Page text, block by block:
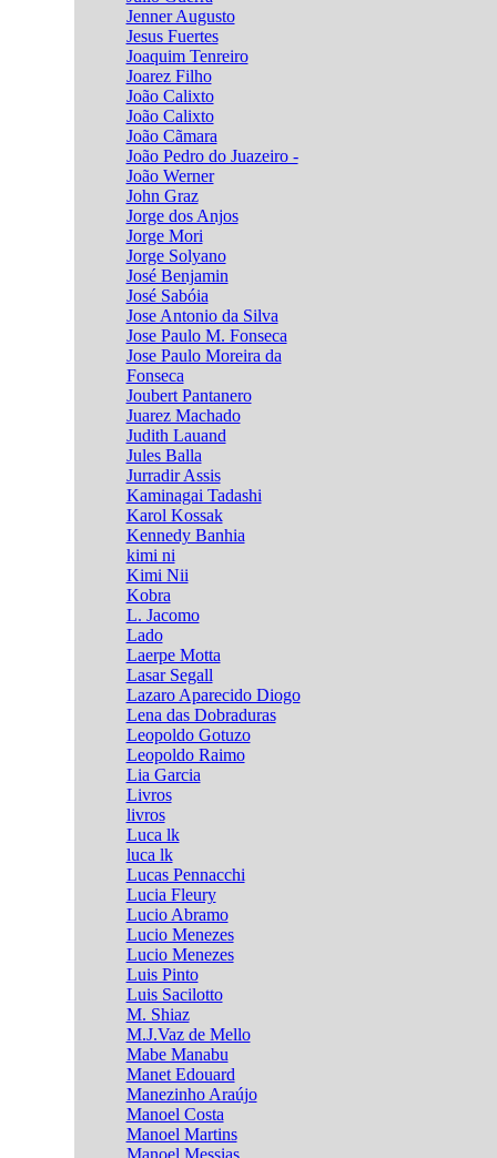
Jenner Augusto
Jesus Fuertes
Joaquim Tenreiro
Joarez Filho
João Calixto
João Calixto
João Cãmara
João Pedro do Juazeiro -
João Werner
John Graz
Jorge dos Anjos
Jorge Mori
Jorge Solyano
José Benjamin
José Sabóia
Jose Antonio da Silva
Jose Paulo M. Fonseca
Jose Paulo Moreira da
Fonseca
Joubert Pantanero
Juarez Machado
Judith Lauand
Jules Balla
Jurradir Assis
Kaminagai Tadashi
Karol Kossak
Kennedy Banhia
kimi ni
Kimi Nii
Kobra
L. Jacomo
Lado
Laerpe Motta
Lasar Segall
Lazaro Aparecido Diogo
Lena das Dobraduras
Leopoldo Gotuzo
Leopoldo Raimo
Lia Garcia
Livros
livros
Luca lk
luca lk
Lucas Pennacchi
Lucia Fleury
Lucio Abramo
Lucio Menezes
Lucio Menezes
Luis Pinto
Luis Sacilotto
M. Shiaz
M.J.Vaz de Mello
Mabe Manabu
Manet Edouard
Manezinho Araújo
Manoel Costa
Manoel Martins
Manoel Messias